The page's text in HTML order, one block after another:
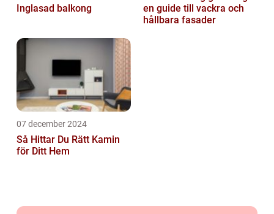
Inglasad balkong
en guide till vackra och
hållbara fasader
07 december 2024
Så Hittar Du Rätt Kamin
för Ditt Hem